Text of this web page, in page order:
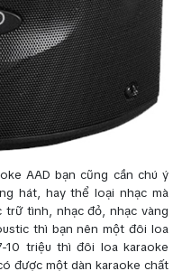
AAD bạn cũng cần chú ý
hát, hay thể loại nhạc mà
trữ tình, nhạc đỏ, nhạc vàng
thì bạn nên một đôi loa
10 triệu thì đôi loa karaoke
được một dàn karaoke chất